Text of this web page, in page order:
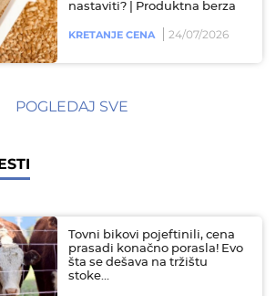
nastaviti? | Produktna berza
KRETANJE CENA 24/07/2026
POGLEDAJ SVE
Tovni bikovi pojeftinili, cena
prasadi konačno porasla! Evo
šta se dešava na tržištu
stoke…